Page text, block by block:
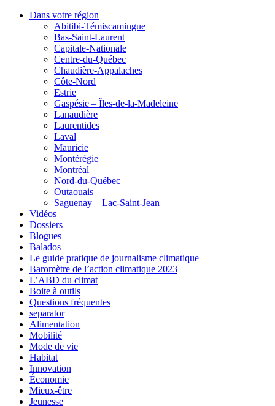
Dans votre région
Abitibi-Témiscamingue
Bas-Saint-Laurent
Capitale-Nationale
Centre-du-Québec
Chaudière-Appalaches
Côte-Nord
Estrie
Gaspésie – Îles-de-la-Madeleine
Lanaudière
Laurentides
Laval
Mauricie
Montérégie
Montréal
Nord-du-Québec
Outaouais
Saguenay – Lac-Saint-Jean
Vidéos
Dossiers
Blogues
Balados
Le guide pratique de journalisme climatique
Baromètre de l’action climatique 2023
L’ABD du climat
Boite à outils
Questions fréquentes
separator
Alimentation
Mobilité
Mode de vie
Habitat
Innovation
Économie
Mieux-être
Jeunesse